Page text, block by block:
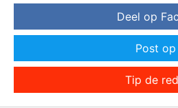
Deel op
Post op
Tip de